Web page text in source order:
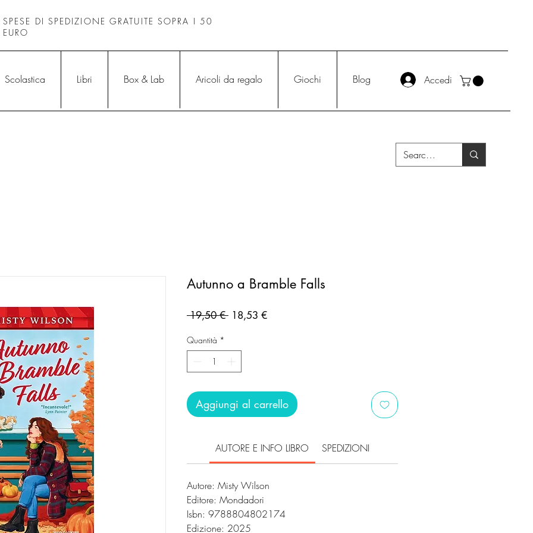
SPESE DI SPEDIZIONE GRATUITE SOPRA I 50
EURO
Scolastica Libri Box & Lab Aricoli da regalo Giochi Blog Accedi
Autunno a Bramble Falls
19,50 € Prezzo
18,53 €Prezzo
Quantità *
Aggiungi al carrello
AUTORE E INFO LIBRO SPEDIZIONI
Autore: Misty Wilson
Editore: Mondadori
Isbn: 9788804802174
Edizione: 2025